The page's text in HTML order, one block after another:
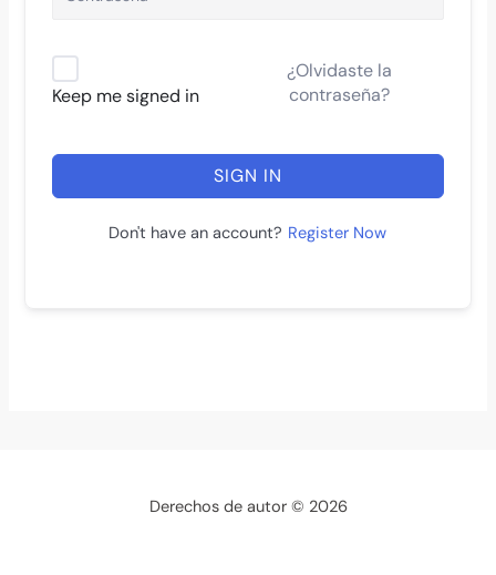
Keep me signed in
¿Olvidaste la
contraseña?
SIGN IN
Don't have an account? Register Now
Derechos de autor © 2026